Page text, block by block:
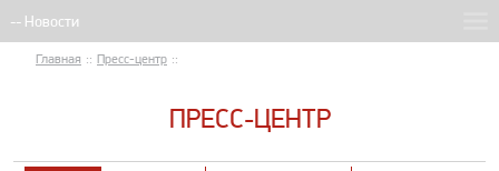
Главная :: Пресс-центр ::
ПРЕСС-ЦЕНТР